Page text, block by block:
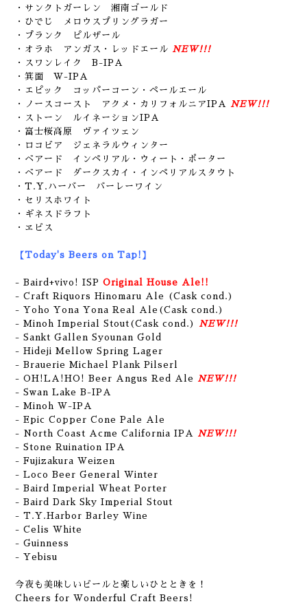
・サンクトガーレン 湘南ゴールド
・ひでじ メロウスプリングラガー
・プランク ピルザール
・オラホ アンガス・レッドエール NEW!!!
・スワンレイク B-IPA
・箕面 W-IPA
・エピック コッパーコーン・ペールエール
・ノースコースト アクメ・カリフォルニアIPA
NEW!!!
・ストーン ルイネーションIPA
・富士桜高原 ヴァイツェン
・ロコビア ジェネラルウィンター
・ベアード インペリアル・ウィート・ポーター
・ベアード ダークスカイ・インペリアルスタウト
・T.Y.ハーバー バーレーワイン
・セリスホワイト
・ギネスドラフト
・ヱビス
【Today's Beers on Tap!】
- Baird+vivo! ISP Original House Ale!!
- Craft Riquors Hinomaru Ale (Cask cond.)
- Yoho Yona Yona Real Ale(Cask cond.)
- Minoh Imperial Stout(Cask cond.)
NEW!!!
- Sankt Gallen Syounan Gold
- Hideji Mellow Spring Lager
- Brauerie Michael Plank Pilserl
- OH!LA!HO! Beer Angus Red Ale
NEW!!!
- Swan Lake B-IPA
- Minoh W-IPA
- Epic Copper Cone Pale Ale
- North Coast Acme California IPA
NEW!!!
- Stone Ruination IPA
- Fujizakura Weizen
- Loco Beer General Winter
- Baird Imperial Wheat Porter
- Baird Dark Sky Imperial Stout
- T.Y.Harbor Barley Wine
- Celis White
- Guinness
- Yebisu
今夜も美味しいビールと楽しいひとときを！
Cheers for Wonderful Craft Beers!